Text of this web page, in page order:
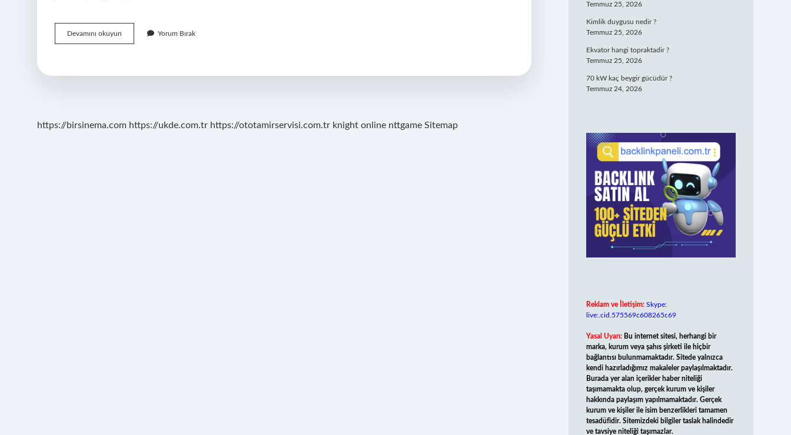
Devamını okuyun
Neler
Yorum Bırak
https://birsinema.com https://ukde.com.tr https://ototamirservisi.com.tr knight online nttgame Sitemap
Temmuz 25, 2026
Kimlik duygusu nedir ?
Temmuz 25, 2026
Ekvator hangi topraktadir ?
Temmuz 25, 2026
70 kW kaç beygir gücüdür ?
Temmuz 24, 2026
Reklam ve İletişim: Skype:
live:.cid.575569c608265c69
Yasal Uyarı: Bu internet sitesi, herhangi bir
marka, kurum veya şahıs şirketi ile hiçbir
bağlantısı bulunmamaktadır. Sitede yalnızca
kendi hazırladığımız makaleler paylaşılmaktadır.
Burada yer alan içerikler haber niteliği
taşımamakta olup, gerçek kurum ve kişiler
hakkında paylaşım yapılmamaktadır. Gerçek
kurum ve kişiler ile isim benzerlikleri tamamen
tesadüfidir. Sitemizdeki bilgiler taslak halindedir
ve tavsiye niteliği taşımazlar.